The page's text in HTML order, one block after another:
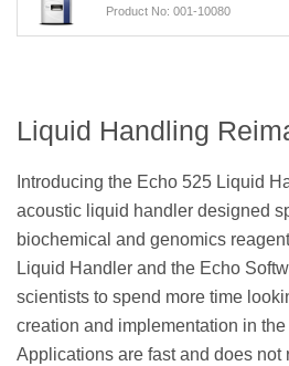
Product No: 001-10080
Liquid Handling
Introducing the Echo 525 Liquid
acoustic liquid handler designed
biochemical and genomics
Liquid Handler and the Echo
scientists to spend more time
creation and implementation in the
Applications are fast and does not